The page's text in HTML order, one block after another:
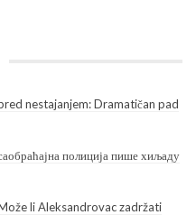
nestajanjem: Dramatičan pad
полиција пише хиљаду
li Aleksandrovac zadržati